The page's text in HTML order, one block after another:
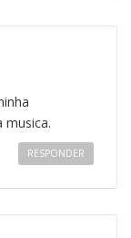
musica.
RESPONDER